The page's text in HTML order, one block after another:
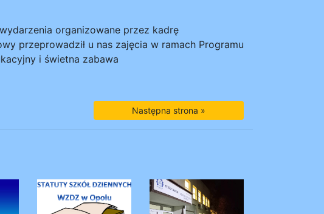
organizowane przez kadrę
przeprowadził u nas zajęcia w ramach Programu
i świetna zabawa
Następna strona »